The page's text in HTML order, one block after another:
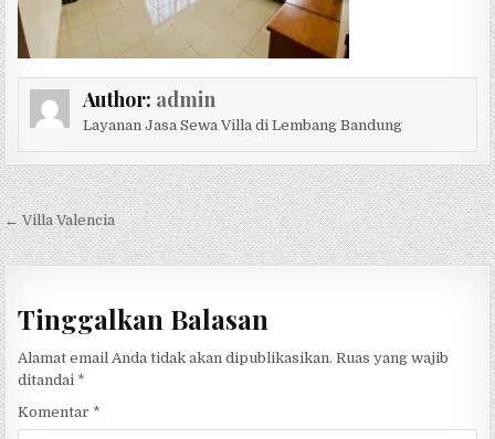
Author: admin
Layanan Jasa Sewa Villa di Lembang Bandung
Navigasi pos
← Villa Valencia
Tinggalkan Balasan
Alamat email Anda tidak akan dipublikasikan. Ruas yang wajib
ditandai *
Komentar *